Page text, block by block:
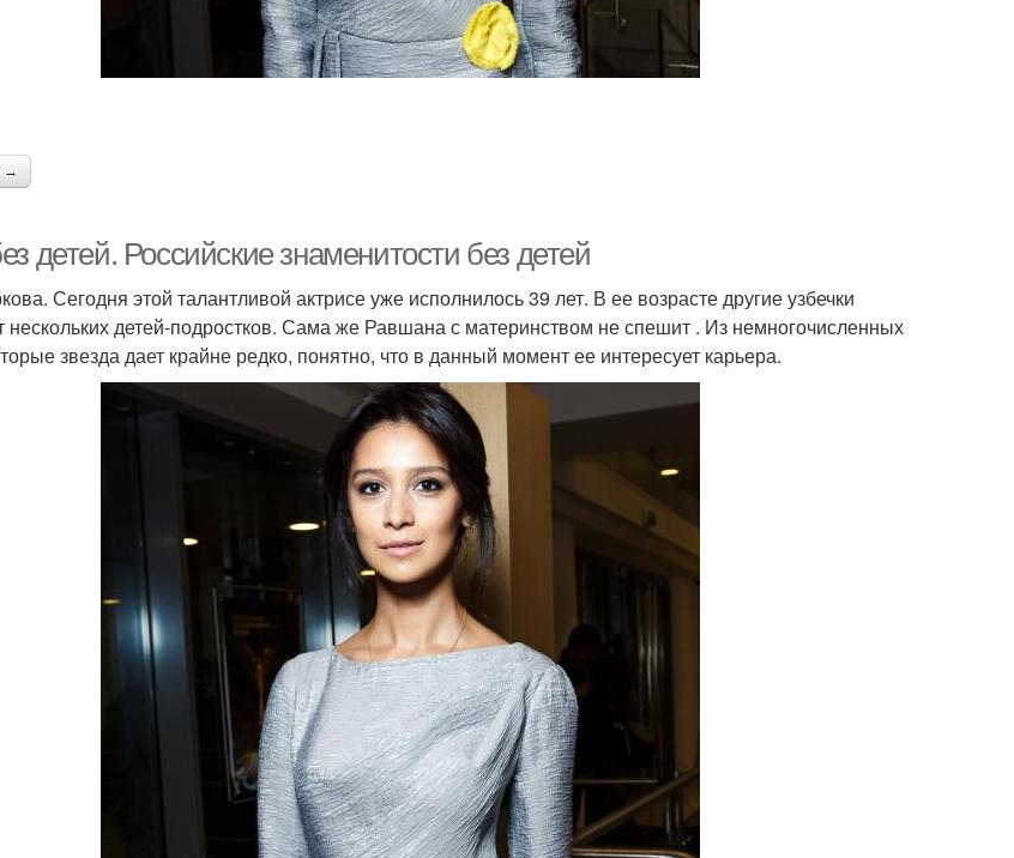
→
детей. Российские знаменитости без детей
Сегодня этой талантливой актрисе уже исполнилось 39 лет. В ее возрасте другие узбечки
нескольких детей-подростков. Сама же Равшана с материнством не спешит . Из немногочисленных
звезда дает крайне редко, понятно, что в данный момент ее интересует карьера.